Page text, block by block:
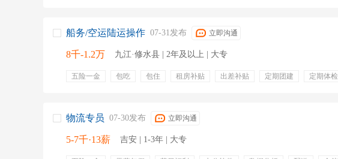
船务/空运陆运操作 07-31发布 立即沟通
8千-1.2万 九江·修水县 | 2年及以上 | 大专
五险一金 包吃 包住 租房补贴 出差补贴 定期团建
定期体检
物流专员 07-30发布 立即沟通
5-7千·13薪 吉安 | 1-3年 | 大专